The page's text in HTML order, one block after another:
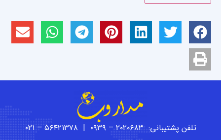
تلفن پشتیبانی: ۲۰۲۰۶۸۳ – ۰۹۳۹ | ۵۶۴۲۱۳۷۸ – ۰۲۱